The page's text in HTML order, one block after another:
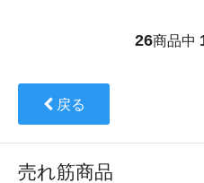
26商品中
戻る
売れ筋商品